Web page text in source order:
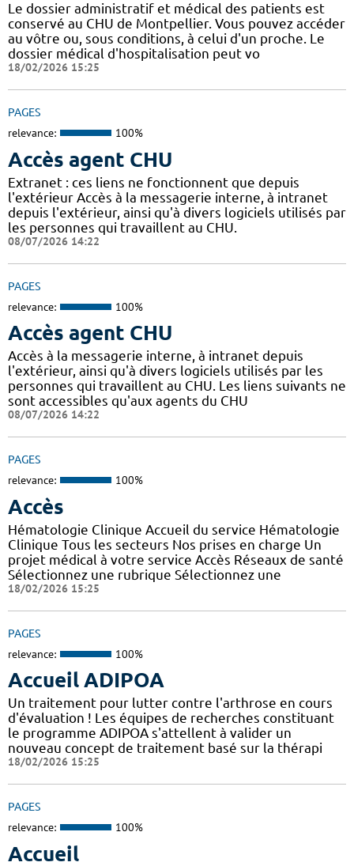
Le dossier administratif et médical des patients est
conservé au CHU de Montpellier. Vous pouvez accéder
au vôtre ou, sous conditions, à celui d'un proche. Le
dossier médical d'hospitalisation peut vo
18/02/2026 15:25
PAGES
relevance: 100%
Accès agent CHU
Extranet : ces liens ne fonctionnent que depuis
l'extérieur Accès à la messagerie interne, à intranet
depuis l'extérieur, ainsi qu'à divers logiciels utilisés par
les personnes qui travaillent au CHU.
08/07/2026 14:22
PAGES
relevance: 100%
Accès agent CHU
Accès à la messagerie interne, à intranet depuis
l'extérieur, ainsi qu'à divers logiciels utilisés par les
personnes qui travaillent au CHU. Les liens suivants ne
sont accessibles qu'aux agents du CHU
08/07/2026 14:22
PAGES
relevance: 100%
Accès
Hématologie Clinique Accueil du service Hématologie
Clinique Tous les secteurs Nos prises en charge Un
projet médical à votre service Accès Réseaux de santé
Sélectionnez une rubrique Sélectionnez une
18/02/2026 15:25
PAGES
relevance: 100%
Accueil ADIPOA
Un traitement pour lutter contre l'arthrose en cours
d'évaluation ! Les équipes de recherches constituant
le programme ADIPOA s'attellent à valider un
nouveau concept de traitement basé sur la thérapi
18/02/2026 15:25
PAGES
relevance: 100%
Accueil